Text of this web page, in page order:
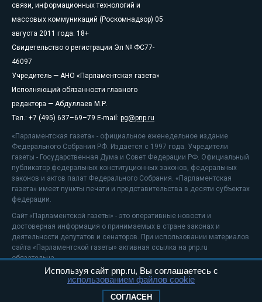
связи, информационных технологий и
массовых коммуникаций (Роскомнадзор) 05
августа 2011 года. 18+
Свидетельство о регистрации Эл № ФС77-
46097
Учредитель — АНО «Парламентская газета»
Исполняющий обязанности главного
редактора — Абдуллаев М.Р.
Тел.: +7 (495) 637–69–79 E-mail: pg@pnp.ru
«Парламентская газета» - официальное еженедельное издание
Федерального Собрания РФ. Издается с 1997 года. Учредители
газеты - Государственная Дума и Совет Федерации РФ. Официальный
публикатор федеральных конституционных законов, федеральных
законов и актов палат Федерального Собрания. «Парламентская
газета» имеет пункты печати и представительства в десяти субъектах
федерации.
Сайт «Парламентской газеты» - это оперативные новости и
достоверная информация о принимаемых в стране законах и
деятельности депутатов и сенаторов. При использовании материалов
сайта «Парламентской газеты» активная ссылка на pnp.ru
обязательна.
На информационном ресурсе применяютсярекомендательные
Положение о защите персональных данных
Используя сайт pnp.ru, Вы соглашаетесь с
использованием файлов cookie
СОГЛАСЕН